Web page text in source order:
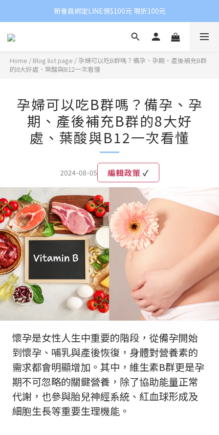
新會員綁定LINE領$100元 現折100元
Home / Blog list page /孕婦可以吃B群嗎？備孕、孕期、產後補充B群
的8大好處、葉酸與B12一次看懂
孕婦可以吃B群嗎？備孕、孕
期、產後補充B群的8大好
處、葉酸與B12一次看懂
2024-08-05 編輯政策 ✓
懷孕是女性人生中重要的階段，從備孕開始
到懷孕、哺乳與產後恢復，身體對營養素的
需求都會明顯增加。其中，維生素B群更是孕
期不可忽略的關鍵營養，除了協助能量正常
代謝，也參與胎兒神經系統、紅血球形成及
細胞生長等重要生理機能。